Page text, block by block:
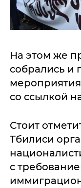
На этом же
собрались и
со ссылкой
Стоит
Тбилиси
с